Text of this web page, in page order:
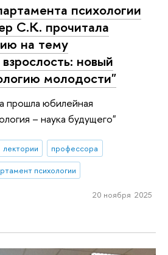
психологии
С.К. прочитала
на тему
новый
молодости"
прошла юбилейная
– наука будущего"
лектории
профессора
психологии
20 ноября 2025